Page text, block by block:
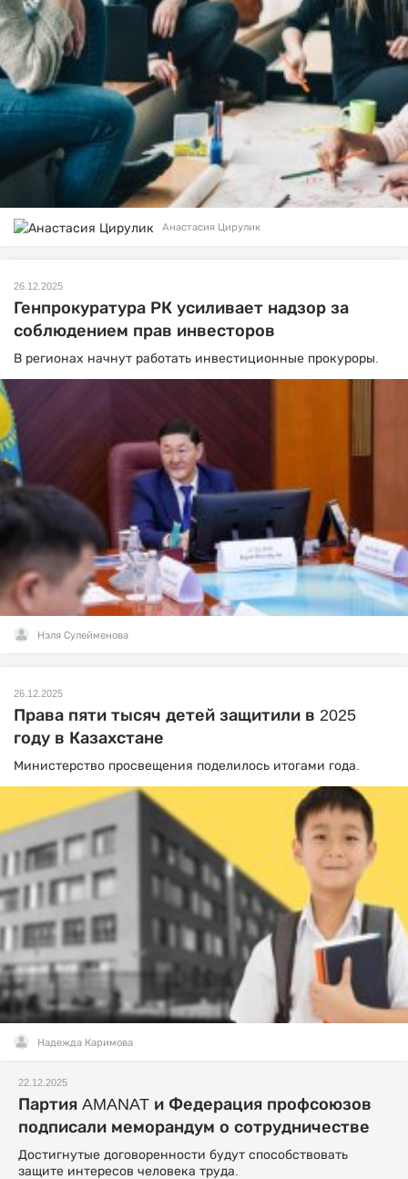
Анастасия Цирулик
26.12.2025
Генпрокуратура РК усиливает надзор за
соблюдением прав инвесторов
В регионах начнут работать инвестиционные прокуроры.
Нэля Сулейменова
26.12.2025
Права пяти тысяч детей защитили в 2025
году в Казахстане
Министерство просвещения поделилось итогами года.
Надежда Каримова
22.12.2025
Партия AMANAT и Федерация профсоюзов
подписали меморандум о сотрудничестве
Достигнутые договоренности будут способствовать
защите интересов человека труда.